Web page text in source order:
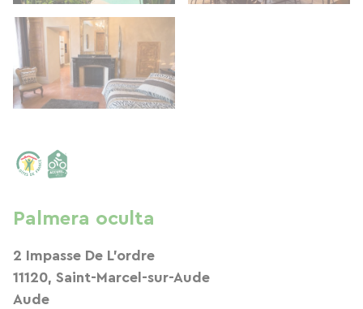
Palmera oculta
2 Impasse De L’ordre
11120, Saint-Marcel-sur-Aude
Aude